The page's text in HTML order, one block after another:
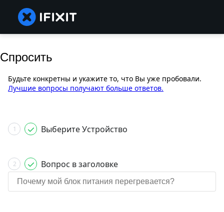
Спросить
Будьте конкретны и укажите то, что Вы уже пробовали.
Лучшие вопросы получают больше ответов.
1 Выберите Устройство
2 Вопрос в заголовке